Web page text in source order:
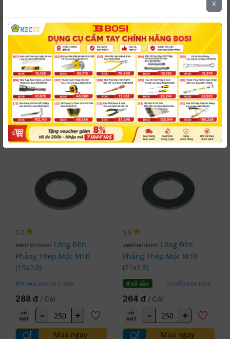
5.0
#W01M100BA1 Lông Đền
Phẳng Thép Mộc DIN9021
Đặt mua giao từ 30 ngày
1,512 đ/ Cái
có
VAT
- +
Mua ngay
Kiểm tra đơn hàng
5.0
#W01M100BA10Lông Đền
Phẳng Thép Đen DIN9021
M10
Đặt mua giao từ 30 ngày
1,512 đ/ Cái
có
VAT
- +
Mua ngay
Kiểm tra đơn hàng
5.0
#W01M100AA1 Lông Đền
Phẳng Thép Mộc M10
(19x2.0)
Đặt mua giao từ 3 ngày
288 đ / Cái
có
VAT
- +
Mua ngay
5.0
#W01M100FA1 Lông Đền
Phẳng Thép Mộc M10
(21x2.5)
8 có sẵn Dự kiến giao hàng
264 đ / Cái
có
VAT
- +
Mua ngay
X